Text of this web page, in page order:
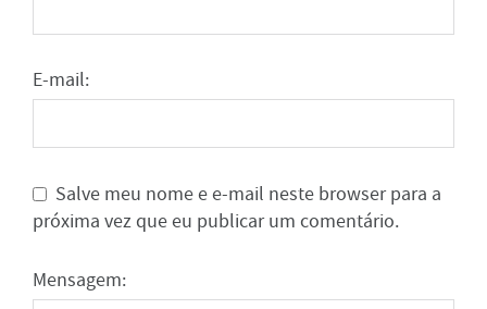
E-mail:
Salve meu nome e e-mail neste browser para a
próxima vez que eu publicar um comentário.
Mensagem: